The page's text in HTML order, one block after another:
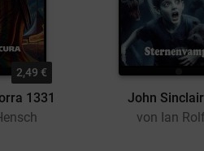
2,49 €
1331
John
von Ian Rolf